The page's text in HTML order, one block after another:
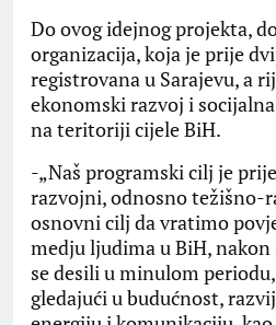
Do ovog idejnog projekta,
organizacija, koja je prije
registrovana u Sarajevu, a
ekonomski razvoj i
na teritoriji cijele BiH.
-„Naš programski cilj je
razvojni, odnosno težišno-
osnovni cilj da vratimo
medju ljudima u BiH,
se desili u minulom
gledajući u budućnost,